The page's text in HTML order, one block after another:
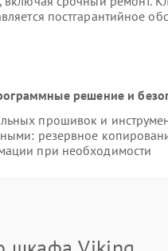
постгарантийное
решение и
прошивок и
резервное
при необходимости